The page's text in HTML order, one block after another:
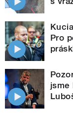
Pro
jsme